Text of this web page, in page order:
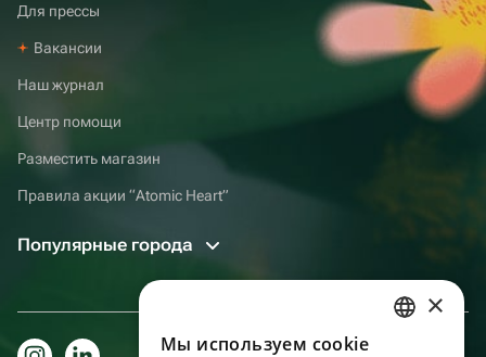
Для прессы
Вакансии
Наш журнал
Центр помощи
Разместить магазин
Правила акции “Atomic Heart”
Популярные города
×
Мы используем сookie